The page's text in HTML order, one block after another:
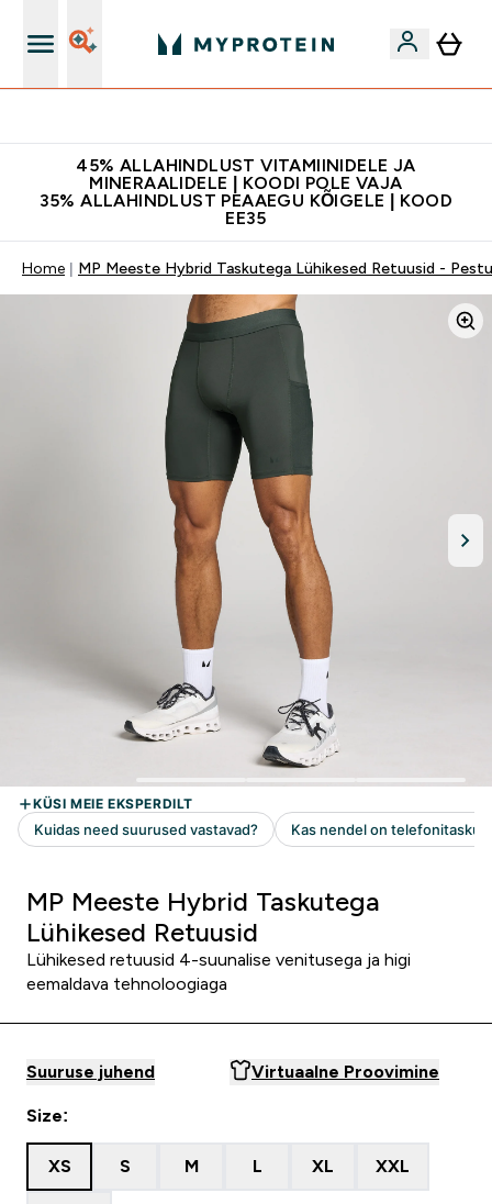
45% ALLAHINDLUST VITAMIINIDELE JA
MINERAALIDELE | KOODI POLE VAJA
35% ALLAHINDLUST PEAAEGU KÕIGELE | KOOD
EE35
Home MP Meeste Hybrid Taskutega Lühikesed Retuusid -
MP Meeste Hybrid Taskutega
Lühikesed Retuusid
Lühikesed retuusid 4-suunalise venitusega ja higi
eemaldava tehnoloogiaga
Suuruse juhend Virtuaalne Proovimine
Size:
XS S M L XL XXL